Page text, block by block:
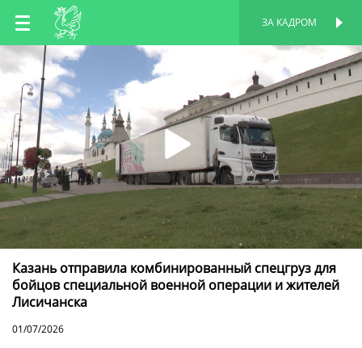
RU
TT
ЗА КАДРОМ
Казань отправила комбинированный спецгруз для
бойцов специальной военной операции и жителей
Лисичанска
01/07/2026
ПЕРСОНАЛЬНАЯ
СТРАНИЦА